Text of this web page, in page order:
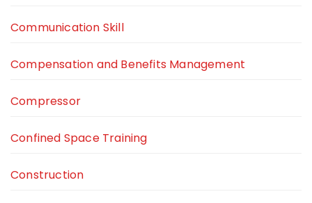
Communication Skill
Compensation and Benefits Management
Compressor
Confined Space Training
Construction